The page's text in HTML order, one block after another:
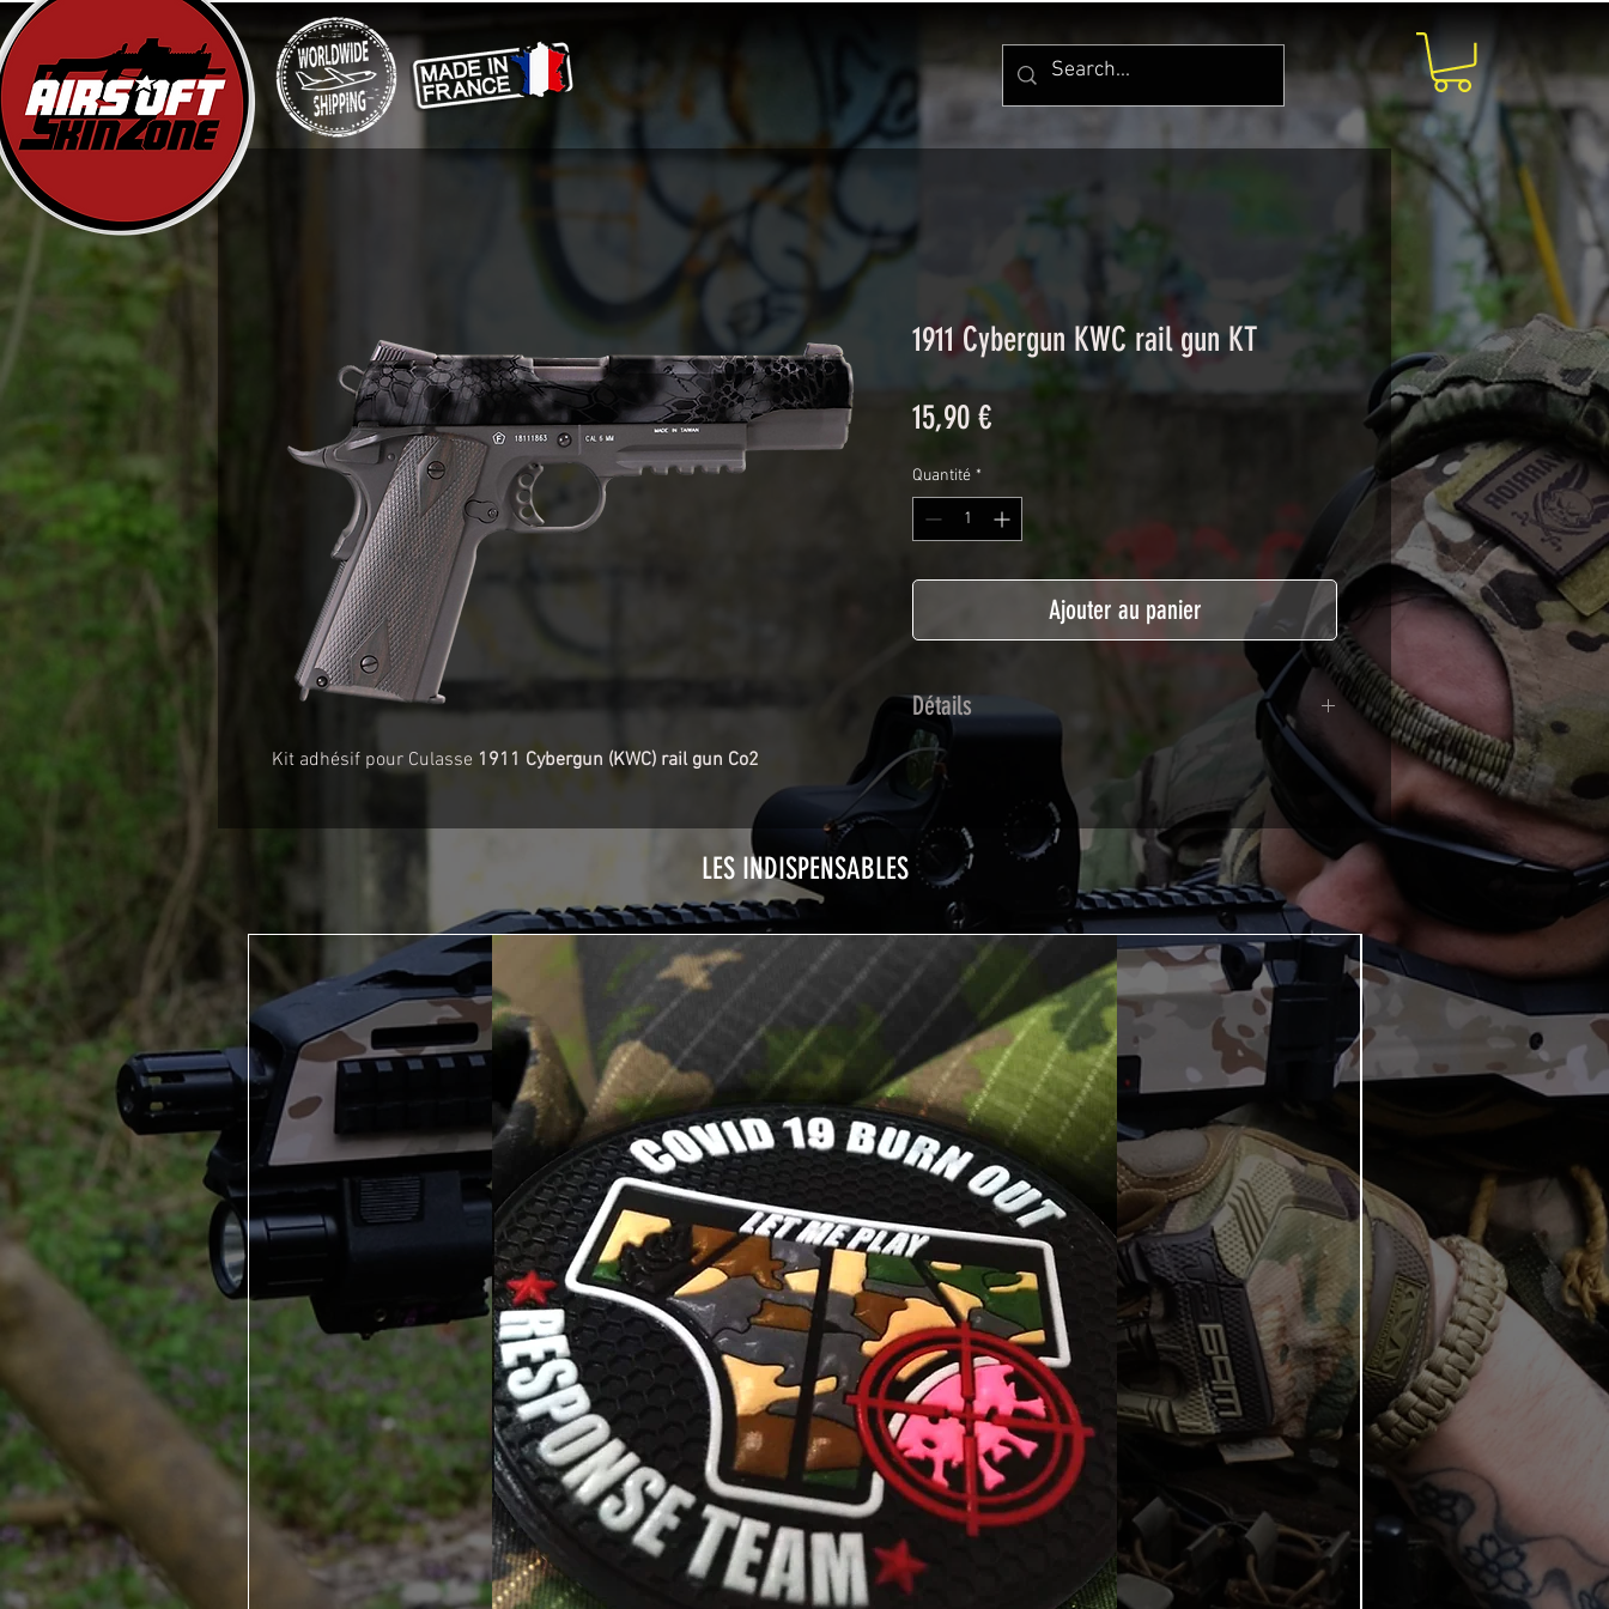
Kit adhésif pour Culasse 1911 Cybergun (KWC) rail gun Co2
1911 Cybergun KWC rail gun KT
15,90 €Prix
Quantité *
Ajouter au panier
Détails
Adhésif de type polymère coulé recouvert d'une
plastification protègeant des UV et des rayures.
Utilisé initialement pour le marquage de véhicule,
les adhésifs AirsoftSkinZone offrent une grande
durabilité et résistent aux intempéries.
Nettoyer sa réplique à l'aide d'un produit alcoolisé
avant toute installation est indispensable. Un
décapeur thermique ou un sèche cheveux sera
nécessaire à l'installation de votre Skin. Voir la
rubrique TUTOS / VIDEOS
LES INDISPENSABLES